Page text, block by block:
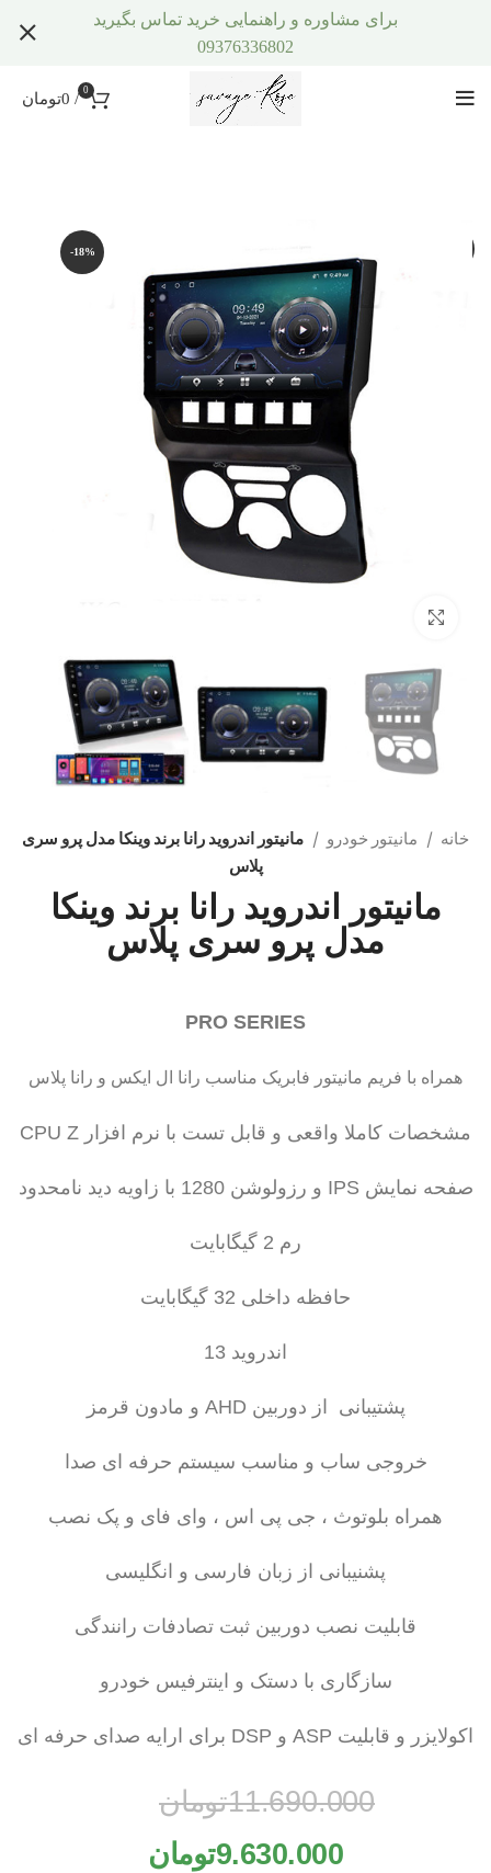
0
/
0تومان
-18%
خانه مانیتور خودرو
مانیتور اندروید رانا برند وینکا مدل پرو سری
پلاس
مانیتور اندروید رانا برند وینکا
مدل پرو سری پلاس
PRO SERIES
همراه با فریم مانیتور فابریک مناسب رانا ال ایکس و رانا پلاس
مشخصات کاملا واقعی و قابل تست با نرم افزار CPU Z
صفحه نمایش IPS و رزولوشن 1280 با زاویه دید نامحدود
رم 2 گیگابایت
حافظه داخلی 32 گیگابایت
اندروید 13
پشتیبانی از دوربین AHD و مادون قرمز
خروجی ساب و مناسب سیستم حرفه ای صدا
همراه بلوتوث ، جی پی اس ، وای فای و پک نصب
پشنیبانی از زبان فارسی و انگلیسی
قابلیت نصب دوربین ثبت تصادفات رانندگی
سازگاری با دستک و اینترفیس خودرو
اکولایزر و قابلیت ASP و DSP برای ارایه صدای حرفه ای
11.690.000تومان
9.630.000تومان
برای مشاوره و راهنمایی خرید تماس بگیرید
09376336802